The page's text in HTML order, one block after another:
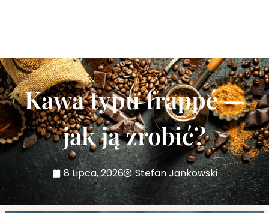
Kawa typu frappé —
jak ją zrobić?
8 Lipca, 2026 Stefan Jankowski